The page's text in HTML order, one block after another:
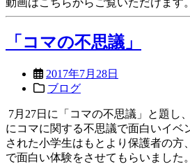
「コマの不思議」
2017年7月28日
ブログ
7月27日に「コマの不思議」と題し
にコマに関する不思議で面白いイベ
された小学生はもとより保護者の方
で面白い体験をさせてもらいました。